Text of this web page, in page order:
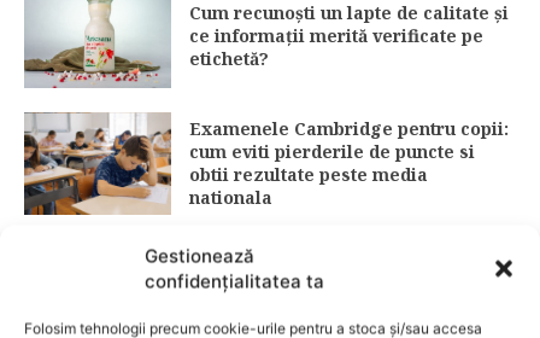
Gestionează
confidențialitatea ta
Folosim tehnologii precum cookie-urile pentru a stoca și/sau accesa
Cum recunoști un lapte de calitate și
ce informații merită verificate pe
etichetă?
Examenele Cambridge pentru copii:
cum eviti pierderile de puncte si
obtii rezultate peste media
nationala
Protecție solară: ghid complet 2026
pentru alegerea corectă a SPF-ului